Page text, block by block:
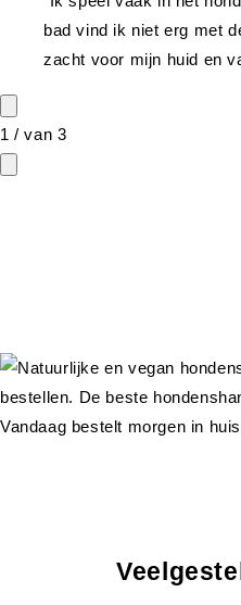
bad vind ik niet erg met
zacht voor mijn huid en
1 /van 3